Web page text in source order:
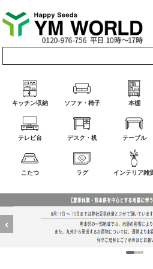
キッチン収納 ソファ・椅子 本棚
テレビ台 デスク・机 テーブル
こたつ ラグ インテリア雑
‹